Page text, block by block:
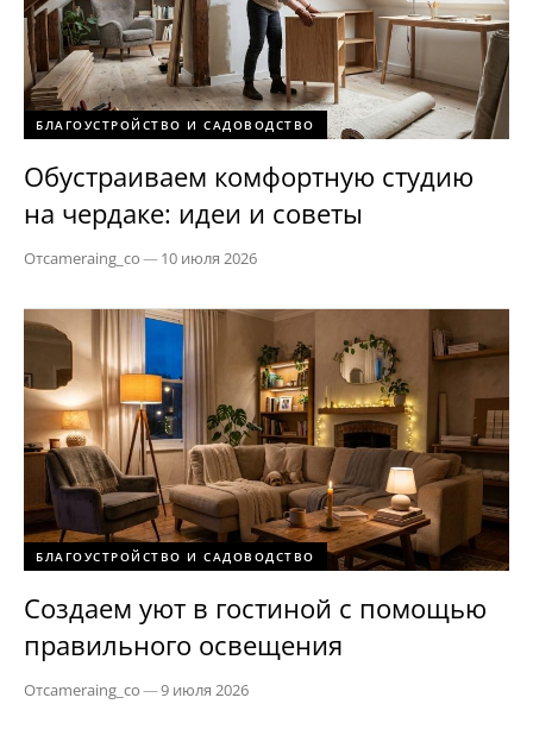
БЛАГОУСТРОЙСТВО И САДОВОДСТВО
Обустраиваем комфортную студию
на чердаке: идеи и советы
Отcameraing_co—10 июля 2026
БЛАГОУСТРОЙСТВО И САДОВОДСТВО
Создаем уют в гостиной с помощью
правильного освещения
Отcameraing_co—9 июля 2026